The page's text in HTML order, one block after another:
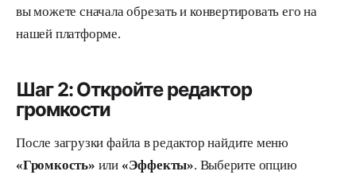
вы можете сначала обрезать и конвертировать его на
нашей платформе.
Шаг 2: Откройте редактор
громкости
После загрузки файла в редактор найдите меню
«Громкость» или «Эффекты». Выберите опцию